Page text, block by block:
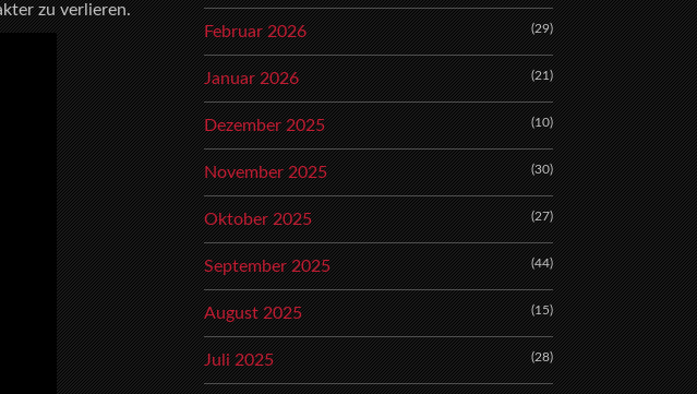
zu verlieren.
Februar 2026 (29)
Januar 2026 (21)
Dezember 2025 (10)
November 2025 (30)
Oktober 2025 (27)
September 2025 (44)
August 2025 (15)
Juli 2025 (28)